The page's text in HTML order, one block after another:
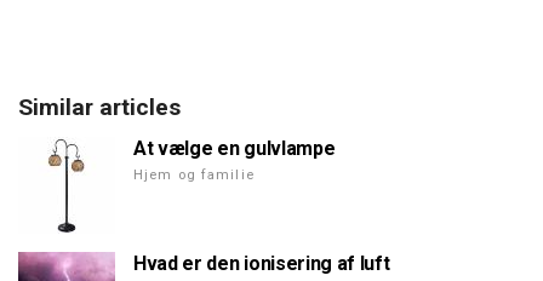
Similar articles
At vælge en gulvlampe
Hjem og familie
Hvad er den ionisering af luft